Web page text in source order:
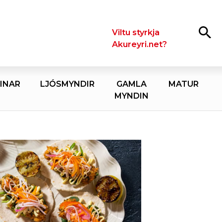
LeitaViltu styrkja
Akureyri.net?
LJÓSMYNDIR
GAMLA
MYNDIN
MATUR